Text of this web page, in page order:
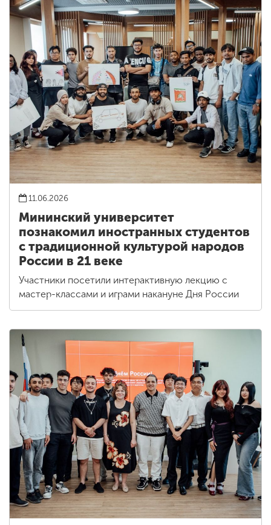
11.06.2026
Мининский университет
познакомил иностранных студентов
с традиционной культурой народов
России в 21 веке
Участники посетили интерактивную лекцию с
мастер-классами и играми накануне Дня России